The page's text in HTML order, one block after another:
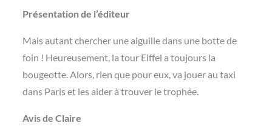
Présentation de l’éditeur
Mais autant chercher une aiguille dans une botte de
foin ! Heureusement, la tour Eiffel a toujours la
bougeotte. Alors, rien que pour eux, va jouer au taxi
dans Paris et les aider à trouver le trophée.
Avis de Claire